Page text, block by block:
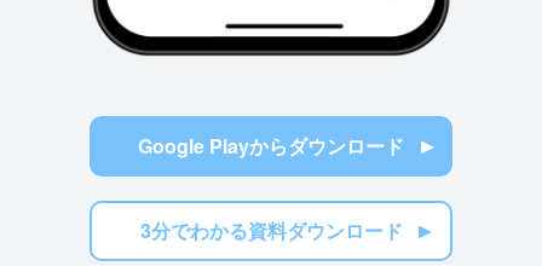
Google Playからダウンロード
3分でわかる資料ダウンロード